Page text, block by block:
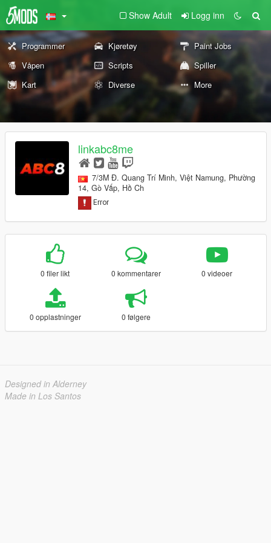
Show Adult Logg inn
Programmer Kjøretøy
Paint Jobs
Våpen
Scripts
Spiller
Kart
Diverse More
linkabc8me
7/3M Đ. Quang Trí Minh, Việt Namung, Phường
14, Gò Vấp, Hồ Ch
0 filer likt 0 kommentarer 0 videoer
0 opplastninger 0 følgere
Designed in Alderney
Made in Los Santos